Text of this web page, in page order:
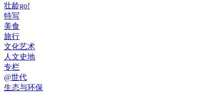
壮龄go!
特写
美食
旅行
文化艺术
人文史地
专栏
@世代
生态与环保